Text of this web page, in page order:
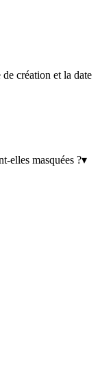
création et la date
elles masquées ?▾